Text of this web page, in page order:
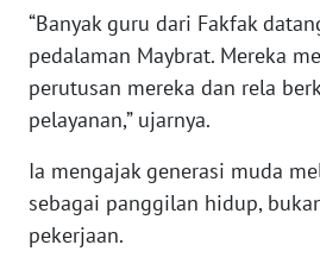
“Banyak guru dari Fakfak
pedalaman Maybrat. Mereka
perutusan mereka dan rela
pelayanan,” ujarnya.
Ia mengajak generasi muda
sebagai panggilan hidup,
pekerjaan.
JATENG
WN
NUSANTARA
WN
JOGJA